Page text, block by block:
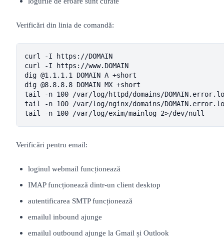
Verificări din linia de comandă:
curl -I https://DOMAIN
curl -I https://www.DOMAIN
dig @1.1.1.1 DOMAIN A +short
dig @8.8.8.8 DOMAIN MX +short
tail -n 100 /var/log/httpd/domains/
tail -n 100 /var/log/nginx/domains/
tail -n 100 /var/log/exim/mainlog 2>/dev/null
Verificări pentru email:
loginul webmail funcționează
IMAP funcționează dintr-un client desktop
autentificarea SMTP funcționează
emailul inbound ajunge
emailul outbound ajunge la Gmail și Outlook